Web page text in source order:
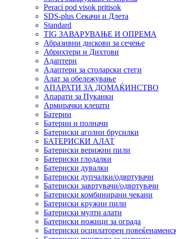
Peraci pod visok pritisok
SDS-plus Секачи и Длета
Standard
TIG ЗАВАРУВАЊЕ И ОПРЕМА
Абразивни дискови за сечење
Абрихтери и Дихтови
Адаптери
Адаптери за столарски стеги
Алат за обележување
АПАРАТИ ЗА ДОМАЌИНСТВО
Апарати за Пуканки
Армирачки клешти
Батерии
Батерии и полначи
Батериски аголни брусилки
БАТЕРИСКИ АЛАТ
Батериски верижни пили
Батериски глодалки
Батериски дувалки
Батериски дупчалки/одвртувачи
Батериски завртувачи/одвртувачи
Батериски комбинирани чекани
Батериски кружни пили
Батериски мулти алати
Батериски ножици за ограда
Батериски осцилаторен